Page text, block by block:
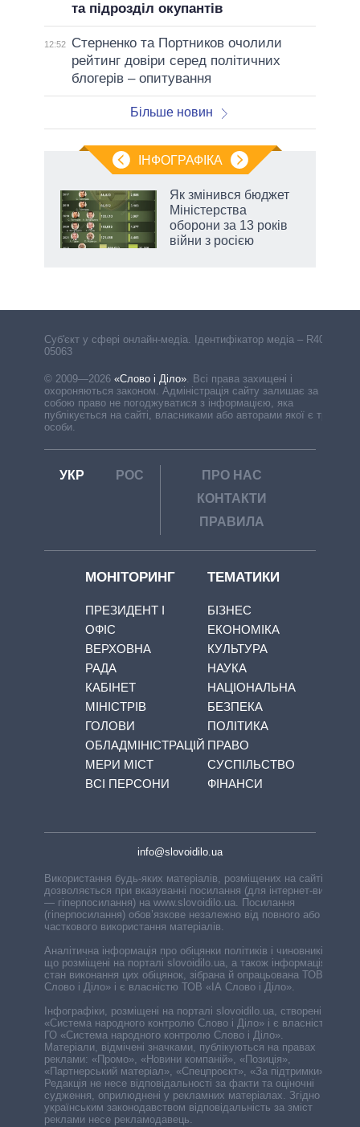
та підрозділ окупантів
12:52
Стерненко та Портников очолили
рейтинг довіри серед політичних
блогерів – опитування
Більше новин
ІНФОГРАФІКА
Як змінився бюджет
Міністерства
оборони за 13 років
війни з росією
Cуб'єкт у сфері онлайн-медіа. Ідентифікатор медіа – R40-
05063
© 2009—2026 «Слово і Діло». Всі права захищені і
охороняються законом. Адміністрація сайту залишає за
собою право не погоджуватися з інформацією, яка
публікується на сайті, власниками або авторами якої є треті
особи.
УКР РОС
ПРО НАС
КОНТАКТИ
ПРАВИЛА
МОНІТОРИНГ
ПРЕЗИДЕНТ І
ОФІС
ВЕРХОВНА
РАДА
КАБІНЕТ
МІНІСТРІВ
ГОЛОВИ
ОБЛАДМІНІСТРАЦІЙ
МЕРИ МІСТ
ВСІ ПЕРСОНИ
ТЕМАТИКИ
БІЗНЕС
ЕКОНОМІКА
КУЛЬТУРА
НАУКА
НАЦІОНАЛЬНА
БЕЗПЕКА
ПОЛІТИКА
ПРАВО
СУСПІЛЬСТВО
ФІНАНСИ
info@slovoidilo.ua
Використання будь-яких матеріалів, розміщених на сайті,
дозволяється при вказуванні посилання (для інтернет-видань
— гіперпосилання) на www.slovoidilo.ua. Посилання
(гіперпосилання) обов’язкове незалежно від повного або
часткового використання матеріалів.
Аналітична інформація про обіцянки політиків і чиновників,
що розміщені на порталі slovoidilo.ua, а також інформація про
стан виконання цих обіцянок, зібрана й опрацьована ТОВ «ІА
Слово і Діло» і є власністю ТОВ «ІА Слово і Діло».
Інфографіки, розміщені на порталі slovoidilo.ua, створені ГО
«Система народного контролю Слово і Діло» і є власністю
ГО «Система народного контролю Слово і Діло».
Матеріали, відмічені значками, публікуються на правах
реклами: «Промо», «Новини компаній», «Позиція»,
«Партнерський матеріал», «Спецпроєкт», «За підтримки».
Редакція не несе відповідальності за факти та оціночні
судження, оприлюднені у рекламних матеріалах. Згідно з
українським законодавством відповідальність за зміст
реклами несе рекламодавець.